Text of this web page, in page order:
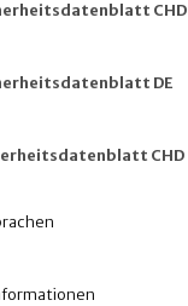
CHD
DE
CHD